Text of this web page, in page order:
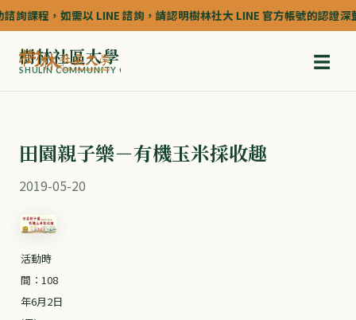
課程，如需以 LINE 諮詢，請認明樹林社大 LINE 官方帳號的認證深
樹林社區大學
SHULIN COMMUNITY COLLEGE ☰
田園親子樂－有機玉米採收趣
2019-05-20
活動時
間：108
年6月2日